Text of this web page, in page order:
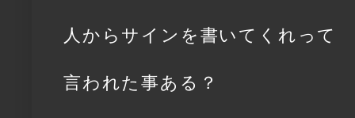
人からサインを書いてくれって
言われた事ある？